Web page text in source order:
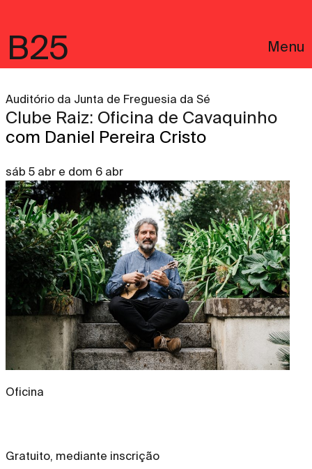
B25 Menu
English
Avisos Legais
Auditório da Junta de Freguesia da Sé
Clube Raiz: Oficina de Cavaquinho
com Daniel Pereira Cristo
sáb 5 abr e dom 6 abr
Oficina
Gratuito, mediante inscrição